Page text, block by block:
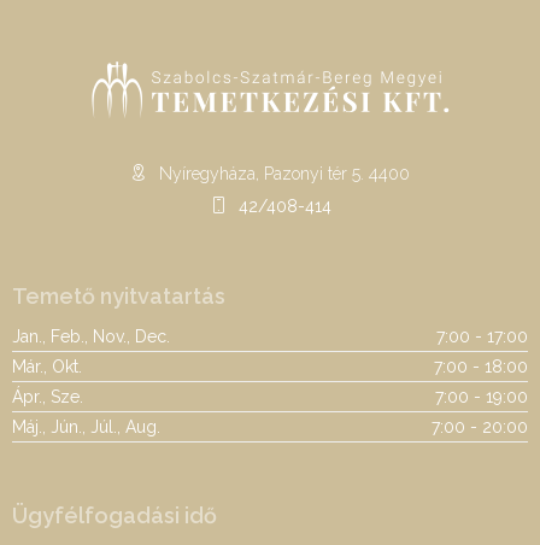
Nyíregyháza, Pazonyi tér 5. 4400
42/408-414
Temető nyitvatartás
Jan., Feb., Nov., Dec.
7:00 - 17:00
Már., Okt.
7:00 - 18:00
Ápr., Sze.
7:00 - 19:00
Máj., Jún., Júl., Aug.
7:00 - 20:00
Ügyfélfogadási idő